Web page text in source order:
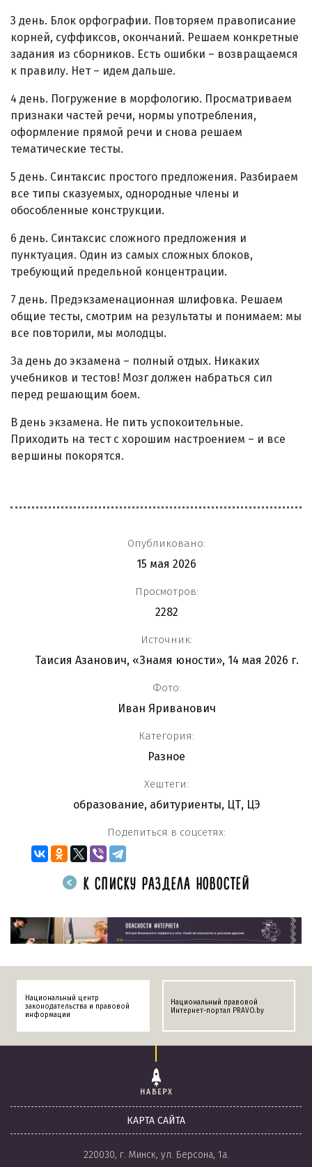
3 день. Блок орфографии. Повторяем правописание
корней, суффиксов, окончаний. Решаем конкретные
задания из сборников. Есть ошибки – возвращаемся
к правилу. Нет – идем дальше.
4 день. Погружение в морфологию. Просматриваем
признаки частей речи, нормы употребления,
оформление прямой речи и снова решаем
тематические тесты.
5 день. Синтаксис простого предложения. Разбираем
все типы сказуемых, однородные члены и
обособленные конструкции.
6 день. Синтаксис сложного предложения и
пунктуация. Один из самых сложных блоков,
требующий предельной концентрации.
7 день. Предэкзаменационная шлифовка. Решаем
общие тесты, смотрим на результаты и понимаем: мы
все повторили, мы молодцы.
За день до экзамена – полный отдых. Никаких
учебников и тестов! Мозг должен набраться сил
перед решающим боем.
В день экзамена. Не пить успокоительные.
Приходить на тест с хорошим настроением – и все
вершины покорятся.
Опубликовано:
15 мая 2026
Просмотров:
2282
Источник:
Таисия Азанович, «Знамя юности», 14 мая 2026 г.
Фото:
Иван Яриванович
Категория:
Разное
Хештеги:
образование, абитуриенты, ЦТ, ЦЭ
Поделиться в соцсетях:
К СПИСКУ РАЗДЕЛА НОВОСТЕЙ
Национальный центр
законодательства и правовой
информации
Национальный правовой
Интернет-портал PRAVO.by
НАВЕРХ
КАРТА САЙТА
220030, г. Минск, ул. Берсона, 1а.